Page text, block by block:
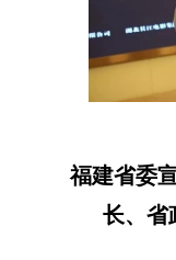
福建省委
长、省